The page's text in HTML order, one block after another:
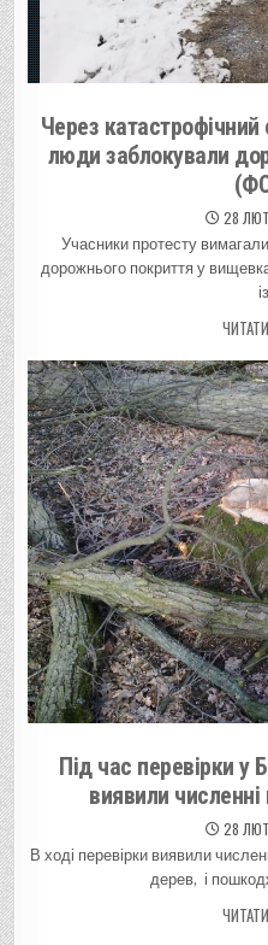
Через катастрофічний
люди заблокували
28
Учасники протесту
дорожнього покриття у
Під час перевірки у
виявили
28
В ході перевірки виявили
дерев, і